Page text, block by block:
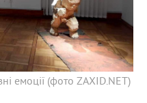
емоції (фото ZAXID.NET)